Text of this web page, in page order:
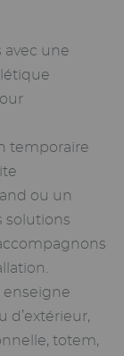
avec une
temporaire
ou un
solutions
enseigne
d’extérieur,
totem,